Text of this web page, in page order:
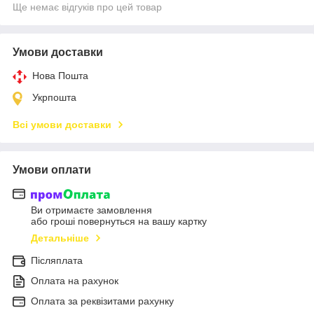
Ще немає відгуків про цей товар
Умови доставки
Нова Пошта
Укрпошта
Всі умови доставки
Умови оплати
Ви отримаєте замовлення
або гроші повернуться на вашу картку
Детальніше
Післяплата
Оплата на рахунок
Оплата за реквізитами рахунку